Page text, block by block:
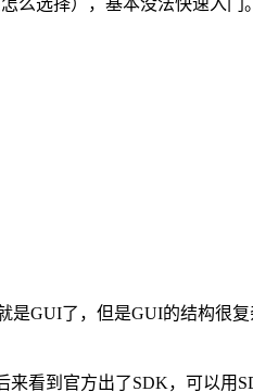
么选择），基本没法快速入门
是GUI了，但是GUI的结构很
来看到官方出了SDK，可以用